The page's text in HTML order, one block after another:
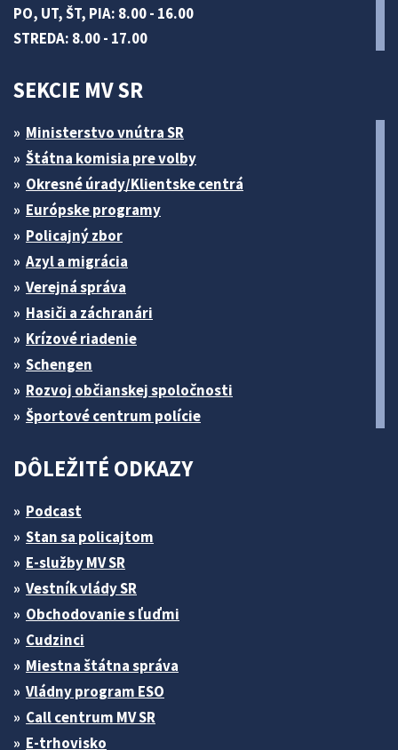
PO, UT, ŠT, PIA: 8.00 - 16.00
STREDA: 8.00 - 17.00
SEKCIE MV SR
Ministerstvo vnútra SR
Štátna komisia pre volby
Okresné úrady/Klientske centrá
Európske programy
Policajný zbor
Azyl a migrácia
Verejná správa
Hasiči a záchranári
Krízové riadenie
Schengen
Rozvoj občianskej spoločnosti
Športové centrum polície
DÔLEŽITÉ ODKAZY
Podcast
Stan sa policajtom
E-služby MV SR
Vestník vlády SR
Obchodovanie s ľuďmi
Cudzinci
Miestna štátna správa
Vládny program ESO
Call centrum MV SR
E-trhovisko